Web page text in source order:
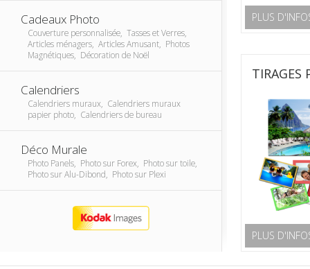
Cadeaux Photo
Couverture personnalisée, Tasses et Verres,
Articles ménagers, Articles Amusant, Photos
Magnétiques, Décoration de Noël
Calendriers
Calendriers muraux, Calendriers muraux
papier photo, Calendriers de bureau
Déco Murale
Photo Panels, Photo sur Forex, Photo sur toile,
Photo sur Alu-Dibond, Photo sur Plexi
PLUS
TIRAGES
PLUS